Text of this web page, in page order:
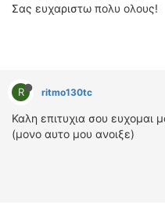
Σας ευχαριστω πολυ ολους!
R ritmo130tc
Καλη επιτυχια σου ευχομαι
(μονο αυτο μου ανοιξε)